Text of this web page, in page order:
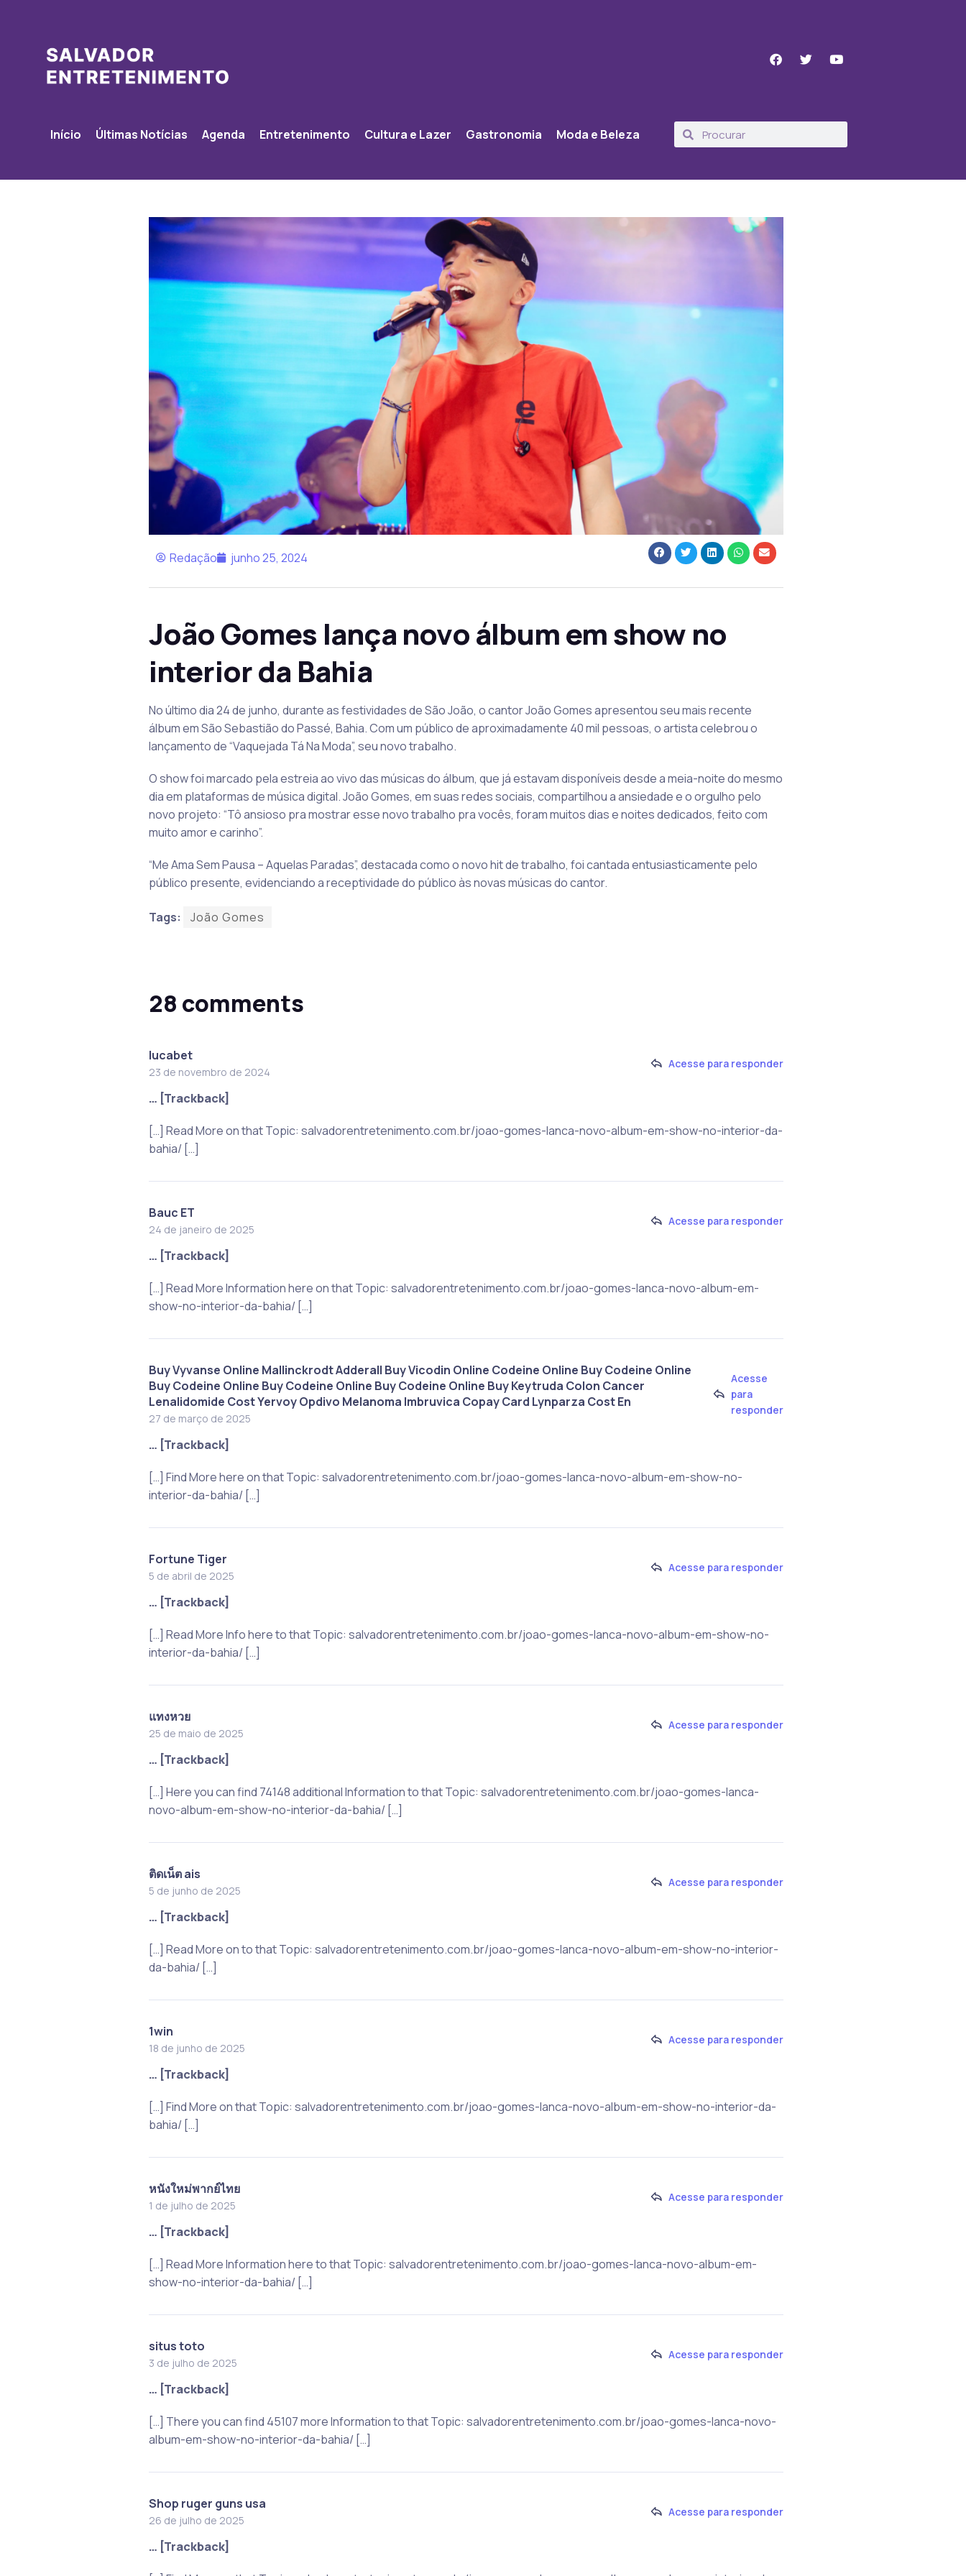
Início Últimas Notícias Agenda Entretenimento Cultura e Lazer Gastronomia Moda e Beleza
Redação junho 25, 2024
João Gomes lança novo álbum em show no
interior da Bahia
No último dia 24 de junho, durante as festividades de São João, o cantor João Gomes apresentou seu mais recente
álbum em São Sebastião do Passé, Bahia. Com um público de aproximadamente 40 mil pessoas, o artista celebrou o
lançamento de “Vaquejada Tá Na Moda”, seu novo trabalho.
O show foi marcado pela estreia ao vivo das músicas do álbum, que já estavam disponíveis desde a meia-noite do mesmo
dia em plataformas de música digital. João Gomes, em suas redes sociais, compartilhou a ansiedade e o orgulho pelo
novo projeto: “Tô ansioso pra mostrar esse novo trabalho pra vocês, foram muitos dias e noites dedicados, feito com
muito amor e carinho”.
“Me Ama Sem Pausa – Aquelas Paradas”, destacada como o novo hit de trabalho, foi cantada entusiasticamente pelo
público presente, evidenciando a receptividade do público às novas músicas do cantor.
Tags: João Gomes
28 comments
lucabet
23 de novembro de 2024
Acesse para responder
… [Trackback]
[…] Read More on that Topic: salvadorentretenimento.com.br/joao-gomes-lanca-novo-album-em-show-no-interior-da-
bahia/ […]
Bauc ET
24 de janeiro de 2025
Acesse para responder
… [Trackback]
[…] Read More Information here on that Topic: salvadorentretenimento.com.br/joao-gomes-lanca-novo-album-em-
show-no-interior-da-bahia/ […]
Buy Vyvanse Online Mallinckrodt Adderall Buy Vicodin Online Codeine Online Buy Codeine Online
Buy Codeine Online Buy Codeine Online Buy Codeine Online Buy Keytruda Colon Cancer
Lenalidomide Cost Yervoy Opdivo Melanoma Imbruvica Copay Card Lynparza Cost En
27 de março de 2025
Acesse
para
responder
… [Trackback]
[…] Find More here on that Topic: salvadorentretenimento.com.br/joao-gomes-lanca-novo-album-em-show-no-
interior-da-bahia/ […]
Fortune Tiger
5 de abril de 2025
Acesse para responder
… [Trackback]
[…] Read More Info here to that Topic: salvadorentretenimento.com.br/joao-gomes-lanca-novo-album-em-show-no-
interior-da-bahia/ […]
แทงหวย
25 de maio de 2025
Acesse para responder
… [Trackback]
[…] Here you can find 74148 additional Information to that Topic: salvadorentretenimento.com.br/joao-gomes-lanca-
novo-album-em-show-no-interior-da-bahia/ […]
ติดเน็ต ais
5 de junho de 2025
Acesse para responder
… [Trackback]
[…] Read More on to that Topic: salvadorentretenimento.com.br/joao-gomes-lanca-novo-album-em-show-no-interior-
da-bahia/ […]
1win
18 de junho de 2025
Acesse para responder
… [Trackback]
[…] Find More on that Topic: salvadorentretenimento.com.br/joao-gomes-lanca-novo-album-em-show-no-interior-da-
bahia/ […]
หนังใหม่พากย์ไทย
1 de julho de 2025
Acesse para responder
… [Trackback]
[…] Read More Information here to that Topic: salvadorentretenimento.com.br/joao-gomes-lanca-novo-album-em-
show-no-interior-da-bahia/ […]
situs toto
3 de julho de 2025
Acesse para responder
… [Trackback]
[…] There you can find 45107 more Information to that Topic: salvadorentretenimento.com.br/joao-gomes-lanca-novo-
album-em-show-no-interior-da-bahia/ […]
Shop ruger guns usa
26 de julho de 2025
Acesse para responder
… [Trackback]